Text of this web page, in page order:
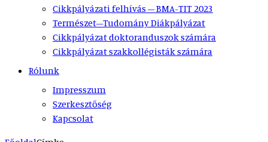
Cikkpályázati felhívás – BMA-TIT 2023
Természet–Tudomány Diákpályázat
Cikkpályázat doktoranduszok számára
Cikkpályázat szakkollégisták számára
Rólunk
Impresszum
Szerkesztőség
Kapcsolat